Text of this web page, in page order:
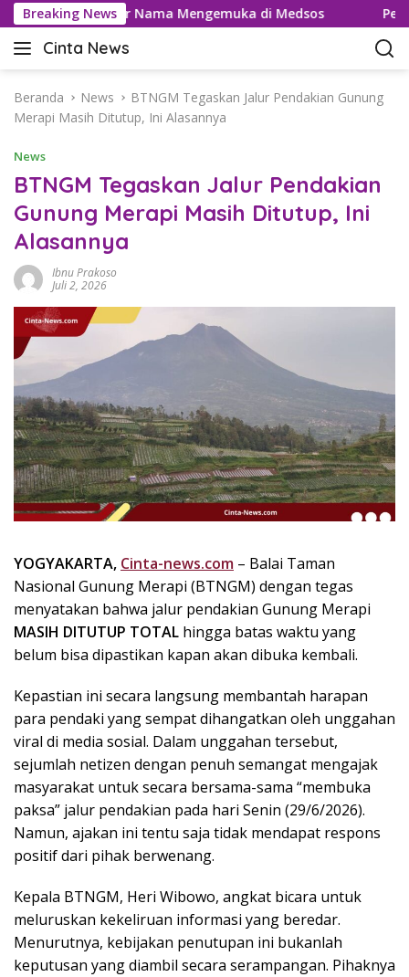
a
Breaking News
Daftar Nama Mengemuka di Medsos
Cinta News
C
n
t
N
e
w
s
–
a
a
r
e
r
k
i
n
i
,
P
n
u
I
n
s
i
r
a
s
!
Beranda News
BTNGM Tegaskan Jalur Pendakian Gunung
Merapi Masih Ditutup, Ini Alasannya
News
BTNGM Tegaskan Jalur Pendakian
Gunung Merapi Masih Ditutup, Ini
Alasannya
Ibnu Prakoso
Juli 2, 2026
YOGYAKARTA, Cinta-news.com – Balai Taman
Nasional Gunung Merapi (BTNGM) dengan tegas
menyatakan bahwa jalur pendakian Gunung Merapi
MASIH DITUTUP TOTAL hingga batas waktu yang
belum bisa dipastikan kapan akan dibuka kembali.
Kepastian ini secara langsung membantah harapan
para pendaki yang sempat dihangatkan oleh unggahan
viral di media sosial. Dalam unggahan tersebut,
sejumlah netizen dengan penuh semangat mengajak
masyarakat untuk secara bersama-sama “membuka
paksa” jalur pendakian pada hari Senin (29/6/2026).
Namun, ajakan ini tentu saja tidak mendapat respons
positif dari pihak berwenang.
Kepala BTNGM, Heri Wibowo, angkat bicara untuk
meluruskan kekeliruan informasi yang beredar.
Menurutnya, kebijakan penutupan ini bukanlah
keputusan yang diambil secara serampangan. Pihaknya